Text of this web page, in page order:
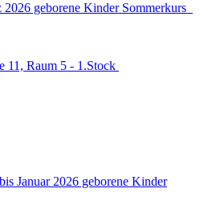
geborene Kinder Sommerkurs
11, Raum 5 - 1.Stock
Januar 2026 geborene Kinder